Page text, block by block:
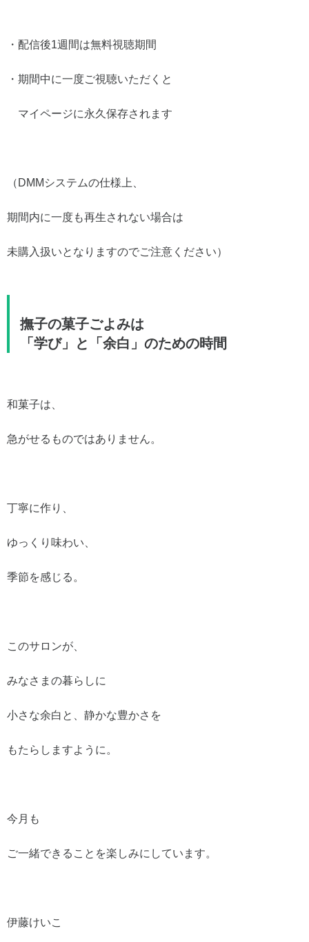
・配信後1週間は無料視聴期間
・期間中に一度ご視聴いただくと
マイページに永久保存されます
（DMMシステムの仕様上、
期間内に一度も再生されない場合は
未購入扱いとなりますのでご注意ください）
撫子の菓子ごよみは
「学び」と「余白」のための時間
和菓子は、
急がせるものではありません。
丁寧に作り、
ゆっくり味わい、
季節を感じる。
このサロンが、
みなさまの暮らしに
小さな余白と、静かな豊かさを
もたらしますように。
今月も
ご一緒できることを楽しみにしています。
伊藤けいこ